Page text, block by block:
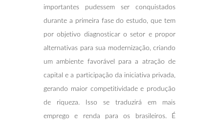
importantes pudessem ser conquistados
durante a primeira fase do estudo, que tem
por objetivo diagnosticar o setor e propor
alternativas para sua modernização, criando
um ambiente favorável para a atração de
capital e a participação da iniciativa privada,
gerando maior competitividade e produção
de riqueza. Isso se traduzirá em mais
emprego e renda para os brasileiros. É